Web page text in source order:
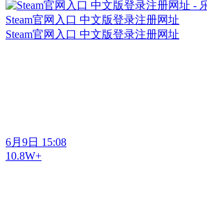
Steam官网入口 中文版登录注册网址
Steam官网入口 中文版登录注册网址
6月9日 15:08
10.8W+